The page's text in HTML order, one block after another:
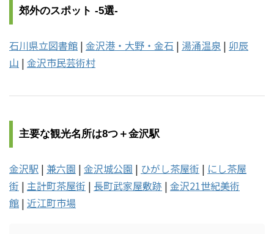
郊外のスポット -5選-
石川県立図書館 | 金沢港・大野・金石 | 湯涌温泉 | 卯辰
山 | 金沢市民芸術村
主要な観光名所は8つ＋金沢駅
金沢駅 | 兼六園 | 金沢城公園 | ひがし茶屋街 | にし茶屋
街 | 主計町茶屋街 | 長町武家屋敷跡 | 金沢21世紀美術
館 | 近江町市場